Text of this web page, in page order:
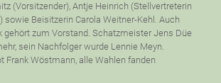
(Vorsitzender), Antje Heinrich (Stellvertreterin
sowie Beisitzerin Carola Weitner-Kehl. Auch
gehört zum Vorstand. Schatzmeister Jens Düe
sein Nachfolger wurde Lennie Meyn.
Frank Wöstmann, alle Wahlen fanden